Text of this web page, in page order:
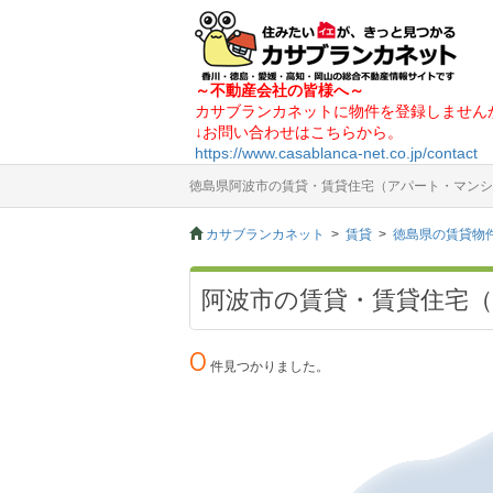
～不動産会社の皆様へ～
カサブランカネットに物件を登録しません
↓お問い合わせはこちらから。
https://www.casablanca-net.co.jp/contact
徳島県阿波市の賃貸・賃貸住宅（アパート・マン
カサブランカネット 賃貸 徳島県の賃貸物
阿波市の賃貸・賃貸住宅
0 件見つかりました。